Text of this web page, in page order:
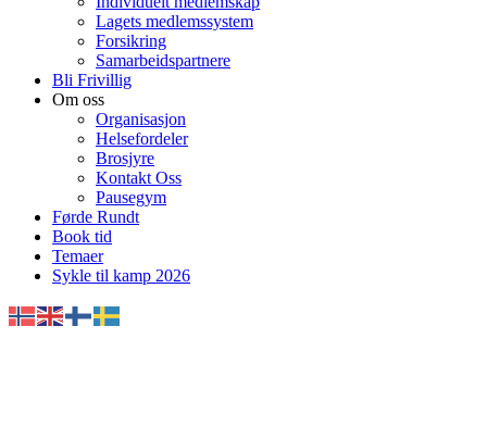
Lagets medlemssystem
Forsikring
Samarbeidspartnere
Bli Frivillig
Om oss
Organisasjon
Helsefordeler
Brosjyre
Kontakt Oss
Pausegym
Førde Rundt
Book tid
Temaer
Sykle til kamp 2026